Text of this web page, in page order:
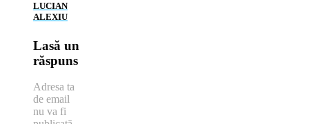
LUCIAN
ALEXIU
Lasă un
răspuns
Adresa ta
de email
nu va fi